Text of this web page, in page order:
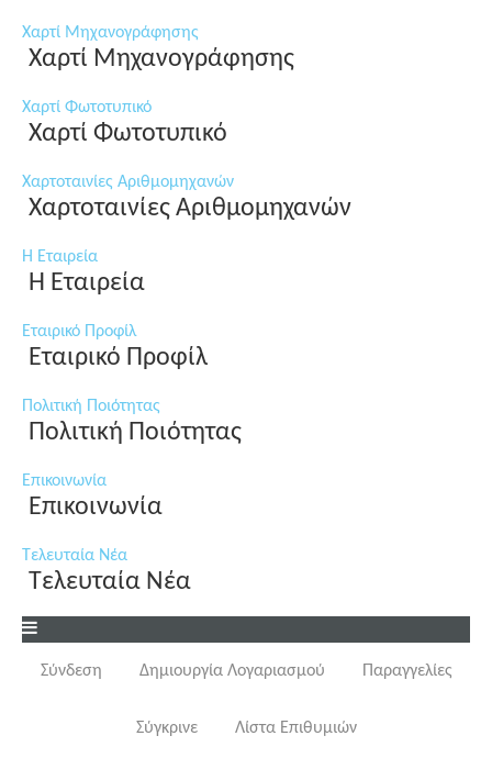
Χαρτί Μηχανογράφησης
Χαρτί Μηχανογράφησης
Χαρτί Φωτοτυπικό
Χαρτί Φωτοτυπικό
Χαρτοταινίες Αριθμομηχανών
Χαρτοταινίες Αριθμομηχανών
Η Εταιρεία
Η Εταιρεία
Εταιρικό Προφίλ
Εταιρικό Προφίλ
Πολιτική Ποιότητας
Πολιτική Ποιότητας
Επικοινωνία
Επικοινωνία
Τελευταία Νέα
Τελευταία Νέα
Σύνδεση Δημιουργία Λογαριασμού Παραγγελίες
Σύγκρινε Λίστα Επιθυμιών